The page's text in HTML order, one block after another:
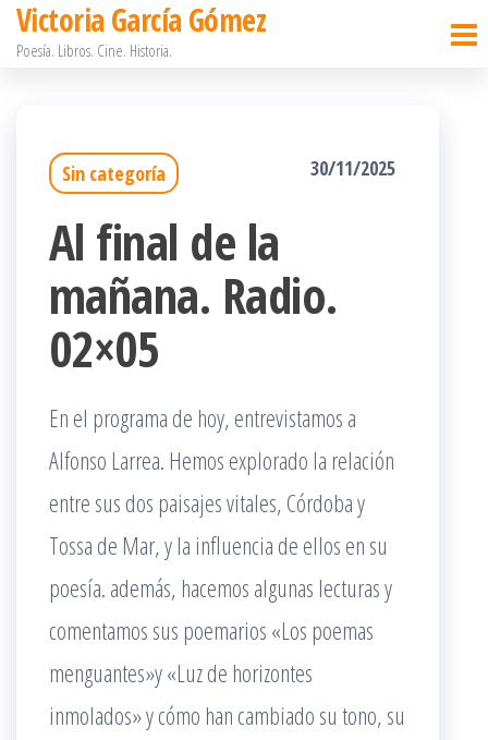
Saltar
Victoria García Gómez
Poesía. Libros. Cine. Historia.
Sin categoría 30/11/2025
Al final de la
mañana. Radio.
02×05
En el programa de hoy, entrevistamos a
Alfonso Larrea. Hemos explorado la relación
entre sus dos paisajes vitales, Córdoba y
Tossa de Mar, y la influencia de ellos en su
poesía. además, hacemos algunas lecturas y
comentamos sus poemarios «Los poemas
menguantes»y «Luz de horizontes
inmolados» y cómo han cambiado su tono, su